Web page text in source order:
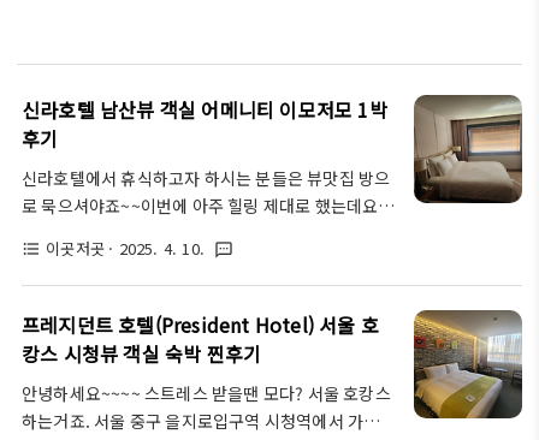
신라호텔 남산뷰 객실 어메니티 이모저모 1박
후기
신라호텔에서 휴식하고자 하시는 분들은 뷰맛집 방으
로 묵으셔야죠~~이번에 아주 힐링 제대로 했는데요
져요!!(밤엔 더)신라호텔은 호텔이 굉장히 높은 곳에
있어요처음에는 왜 저렇게 높은 곳에 호텔이 있지??
했네요이쪽이 산지형이라 그런가... 하지만 장점이 있
었으니리무진으로 실어주셔서 정~ 말 편했어요왕복
셔틀버스도 있고 주차장에서도 올라올수있게 다 셔틀
과 리무진이 대기하고 있어요기다리지 않아도 되고 바
로바로 리무진이 도착해요!올라갈 때도 짐 다 가지고
format_list_bulleted 이곳저곳 · 2025. 4. 10. textsms
프레지던트 호텔(President Hotel) 서울 호
캉스 시청뷰 객실 숙박 찐후기
안녕하세요~~~~ 스트레스 받을땐 모다? 서울 호캉스
하는거죠. 서울 중구 을지로입구역 시청역에서 가까운